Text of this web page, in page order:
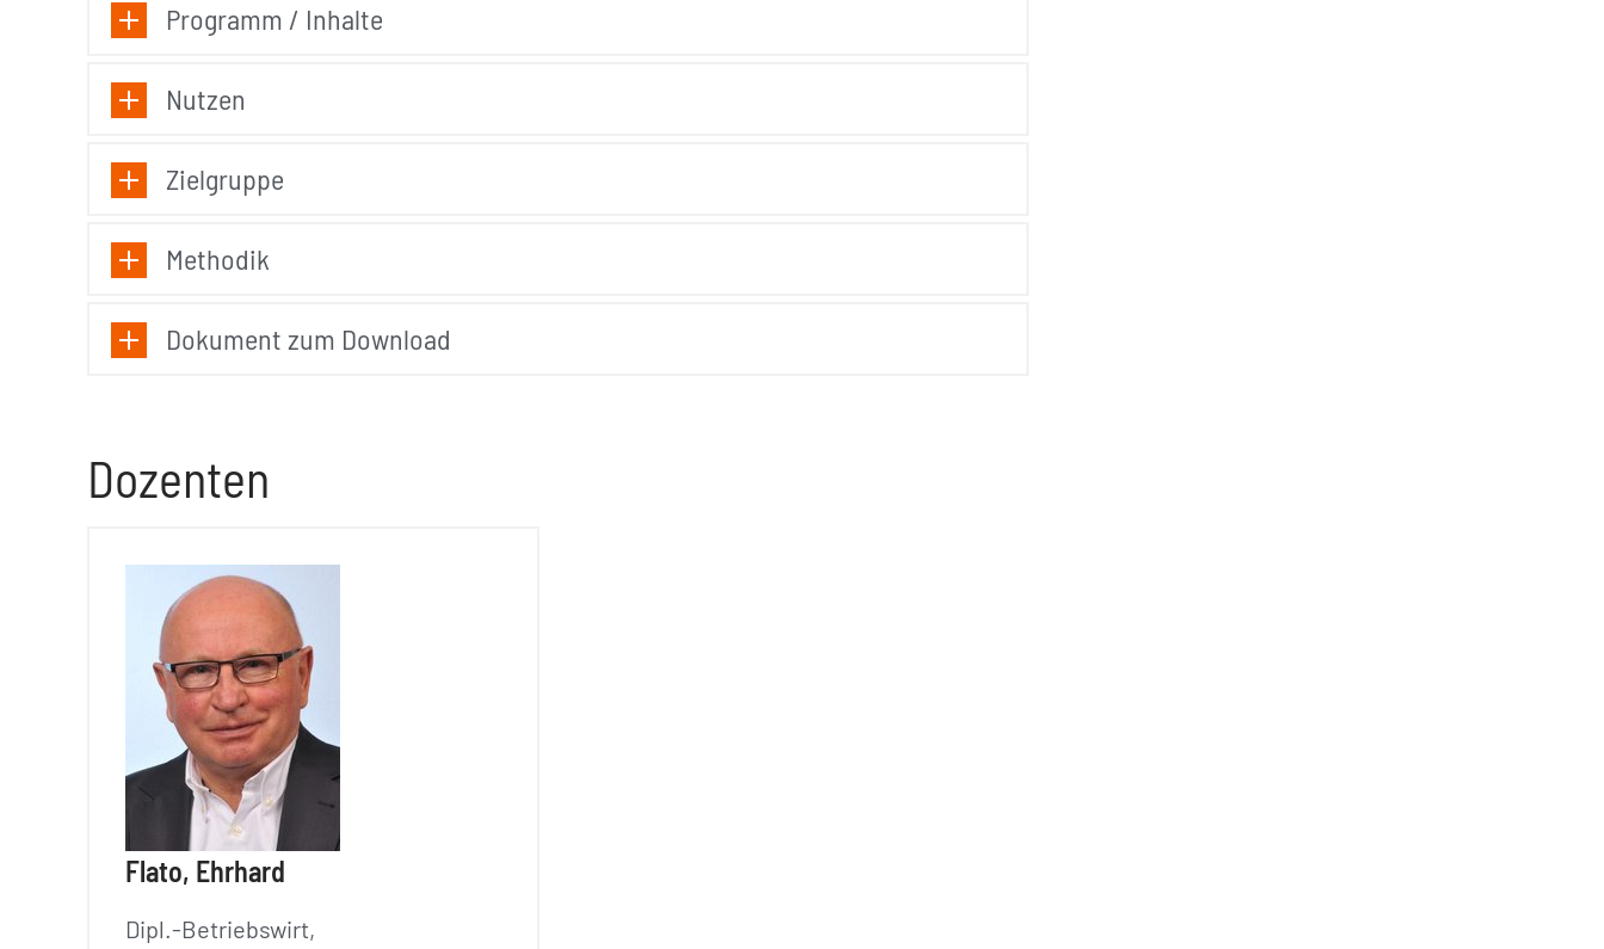
Programm / Inhalte
Nutzen
Zielgruppe
Methodik
Dokument zum Download
Dozenten
Flato, Ehrhard
Dipl.-Betriebswirt,